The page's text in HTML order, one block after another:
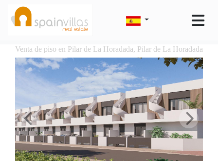
Venta de piso en Pilar de La Horadada, Pilar de La Horadada